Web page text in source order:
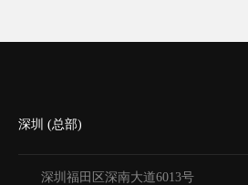
深圳 (总部)
深圳福田区深南大道6013号